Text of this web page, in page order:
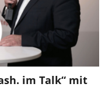
im Talk“ mit